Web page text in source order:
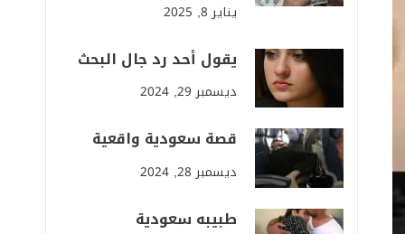
يناير 8, 2025
يقول أحد رد جال البحث
ديسمبر 29, 2024
قصة سعودية واقعية
ديسمبر 28, 2024
طبيبه سعودية